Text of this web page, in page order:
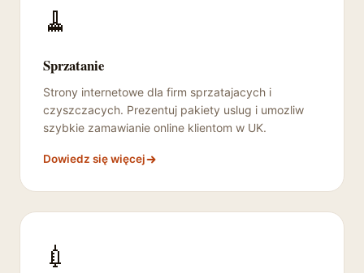
🧹
Sprzatanie
Strony internetowe dla firm sprzatajacych i
czyszczacych. Prezentuj pakiety uslug i umozliw
szybkie zamawianie online klientom w UK.
Dowiedz się więcej
💉